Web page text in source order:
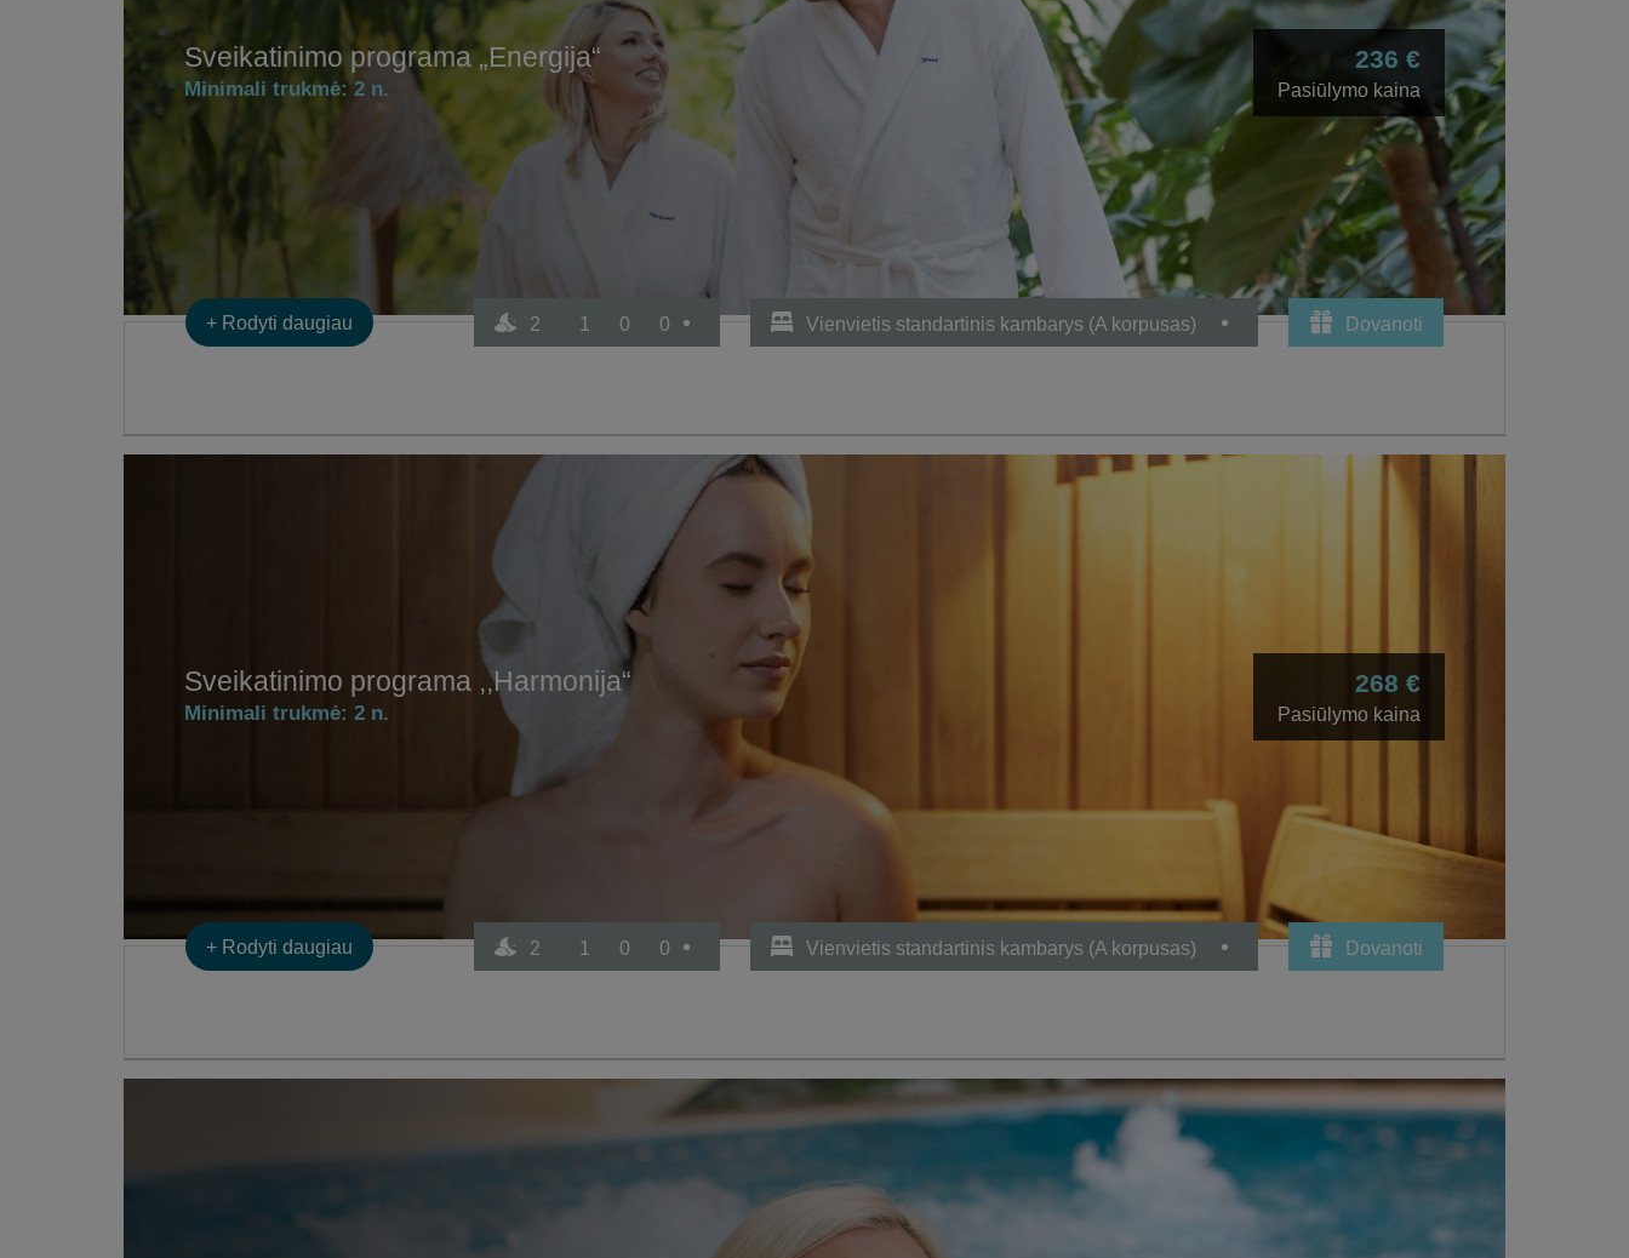
Sveikatinimo programa „Energija“
Minimali trukmė: 2 n.
236 €
Pasiūlymo kaina
+ Rodyti daugiau Dovanoti
Vienvietis standartinis kambarys (A korpusas)
2 1 0 0
Sveikatinimo programa ,,Harmonija“
Minimali trukmė: 2 n.
268 €
Pasiūlymo kaina
+ Rodyti daugiau Dovanoti
Vienvietis standartinis kambarys (A korpusas)
2 1 0 0